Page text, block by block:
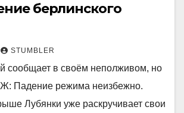
берлинского
STUMBLER
сообщает в своём неполживом, но
Падение режима неизбежно.
Лубянки уже раскручивает свои